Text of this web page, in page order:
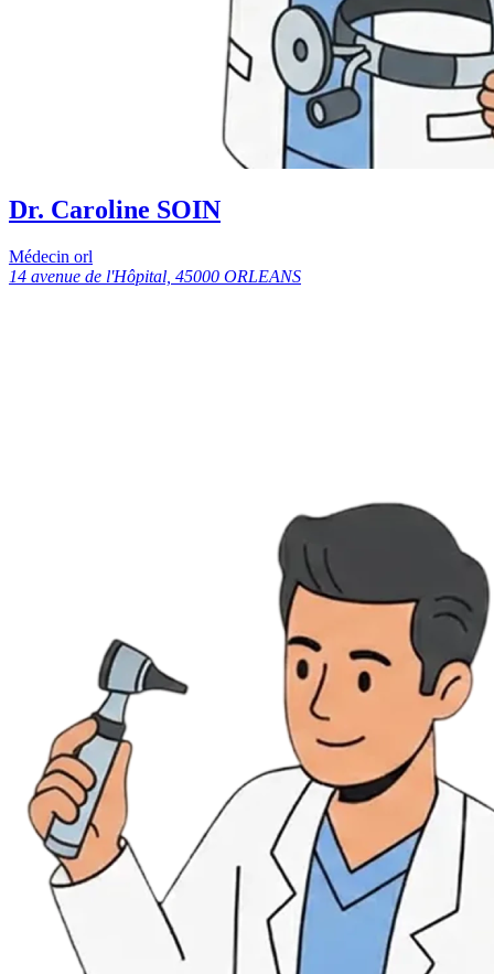
Dr. Caroline SOIN
Médecin orl
14 avenue de l'Hôpital, 45000 ORLEANS